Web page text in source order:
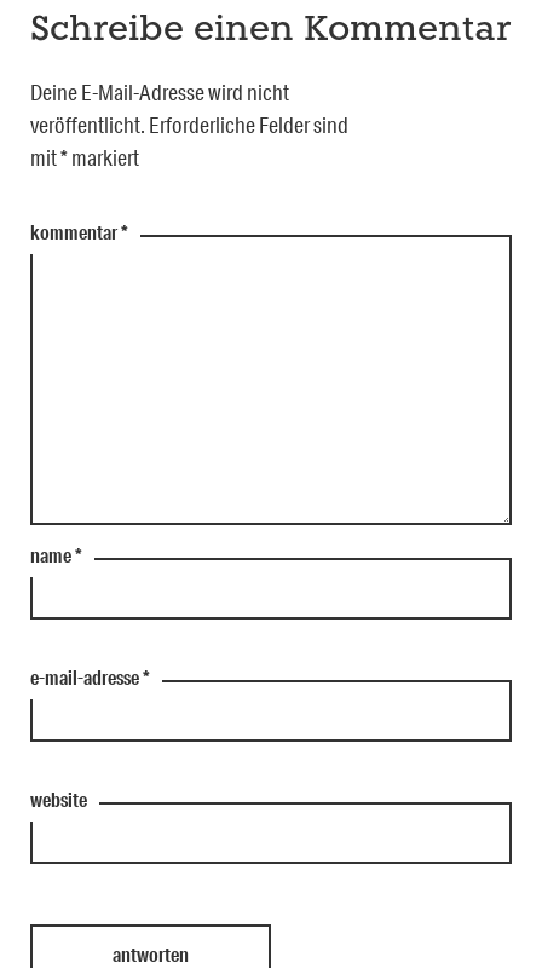
Schreibe einen Kommentar
Deine E-Mail-Adresse wird nicht
veröffentlicht. Erforderliche Felder sind
mit*markiert
kommentar*
name*
e-mail-adresse*
website